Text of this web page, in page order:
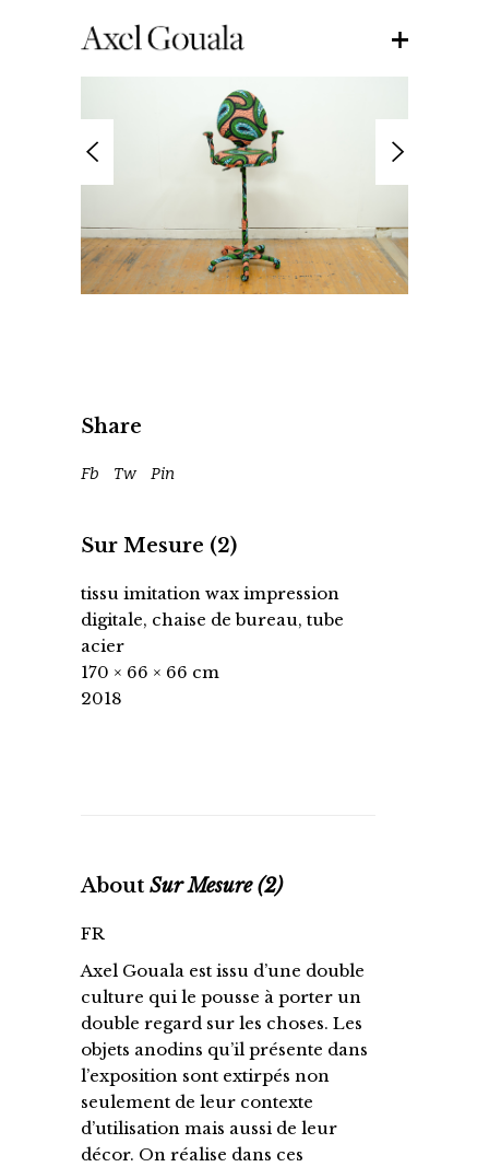
Sur Mesure (2)
tissu imitation wax impression
digitale, chaise de bureau, tube
acier
170 × 66 × 66 cm
2018
About Sur Mesure (2)
FR
Axel Gouala est issu d’une double
culture qui le pousse à porter un
double regard sur les choses. Les
objets anodins qu’il présente dans
l’exposition sont extirpés non
seulement de leur contexte
d’utilisation mais aussi de leur
décor. On réalise dans ces
Share
Fb Tw Pin